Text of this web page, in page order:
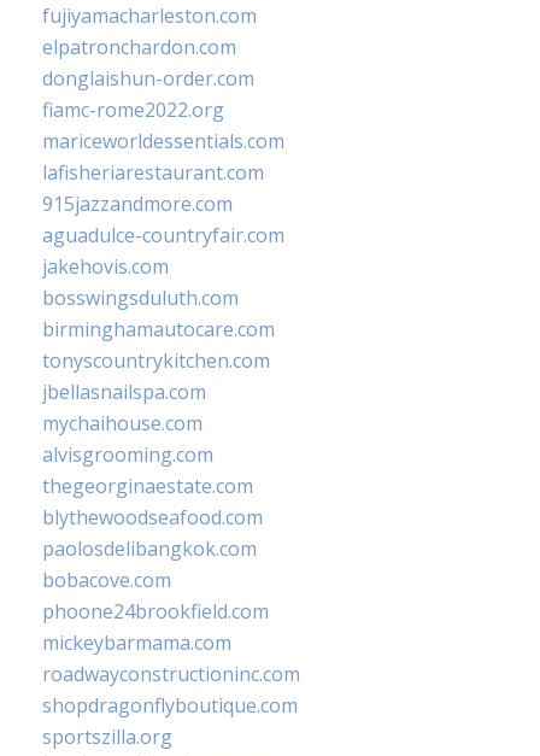
fujiyamacharleston.com
elpatronchardon.com
donglaishun-order.com
fiamc-rome2022.org
mariceworldessentials.com
lafisheriarestaurant.com
915jazzandmore.com
aguadulce-countryfair.com
jakehovis.com
bosswingsduluth.com
birminghamautocare.com
tonyscountrykitchen.com
jbellasnailspa.com
mychaihouse.com
alvisgrooming.com
thegeorginaestate.com
blythewoodseafood.com
paolosdelibangkok.com
bobacove.com
phoone24brookfield.com
mickeybarmama.com
roadwayconstructioninc.com
shopdragonflyboutique.com
sportszilla.org